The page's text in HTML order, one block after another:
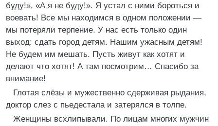
буду!», «А я не буду!». Я устал с ними бороться и
воевать! Все мы находимся в одном положении —
мы потеряли терпение. У нас есть только один
выход: сдать город детям. Нашим ужасным детям!
Не будем им мешать. Пусть живут как хотят и
делают что хотят! А там посмотрим… Спасибо за
внимание!
Глотая слёзы и мужественно сдерживая рыдания,
доктор слез с пьедестала и затерялся в толпе.
Женщины всхлипывали. По лицам многих мужчин